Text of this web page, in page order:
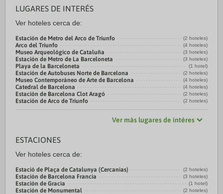
LUGARES DE INTERÉS
Ver hoteles cerca de:
Estación de Metro del Arco de Triunfo (2 hoteles)
Arco del Triunfo (4 hoteles)
Museo Arqueológico de Cataluña (3 hoteles)
Estación de Metro de La Barceloneta (3 hoteles)
Playa de la Barceloneta (1 hotel)
Estación de Autobuses Norte de Barcelona (2 hoteles)
Museo Contemporáneo de Arte de Barcelona (4 hoteles)
Catedral de Barcelona (4 hoteles)
Estación de Barcelona Clot Aragó (2 hoteles)
Estación de Arco de Triunfo (2 hoteles)
Ver más lugares de intéres
ESTACIONES
Ver hoteles cerca de:
Estació de Plaça de Catalunya (Cercanias) (2 hoteles)
Estación de Barcelona Francia (3 hoteles)
Estación de Gracia (1 hotel)
Estación de Monumental (2 hoteles)